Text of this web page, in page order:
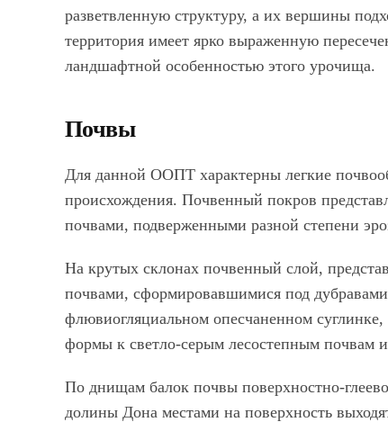
разветвленную структуру, а их вершины
территория имеет ярко выраженную
ландшафтной особенностью этого урочища.
Почвы
Для данной ООПТ характерны легкие
происхождения. Почвенный покров
почвами, подверженными разной степени
На крутых склонах почвенный слой,
почвами, сформировавшимися под
флювиогляциальном опесчаненном
формы к светло-серым лесостепным почвам
По днищам балок почвы поверхностно-
долины Дона местами на поверхность